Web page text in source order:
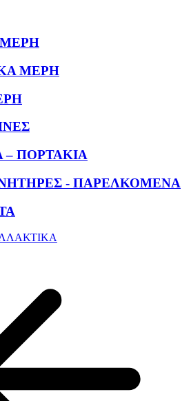
ΜΕΡΗ
ΠΟΡΤΑΚΙΑ
- ΠΑΡΕΛΚΟΜΕΝΑ